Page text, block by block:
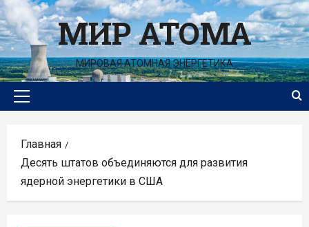
Перейти
к
содержимомуМИР АТОМА
МИРОВАЯ АТОМНАЯ ЭНЕРГЕТИКА
Основное
Главная
Десять штатов объединяются для развития
ядерной энергетики в США